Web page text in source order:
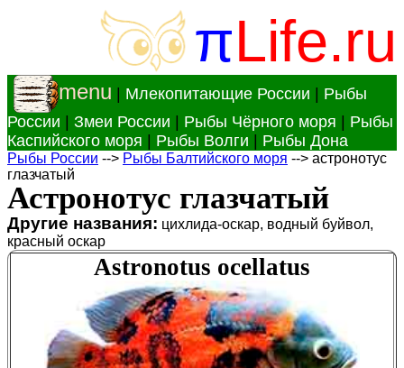
πLife.ru
menu Млекопитающие России
Рыбы
России
Змеи России Рыбы Чёрного моря
Рыбы
Каспийского моря
Рыбы Волги Рыбы Дона
Рыбы России --> Рыбы Балтийского моря --> астронотус
глазчатый
Астронотус глазчатый
Другие названия: цихлида-оскар, водный буйвол,
красный оскар
Astronotus ocellatus